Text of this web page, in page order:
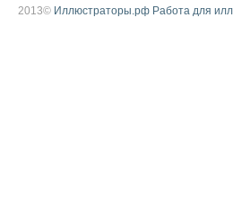
2013© Иллюстраторы.рф Работа для